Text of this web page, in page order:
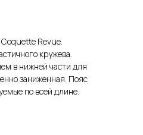
Revue.
кружева.
в нижней части для
заниженная. Пояс
по всей длине.